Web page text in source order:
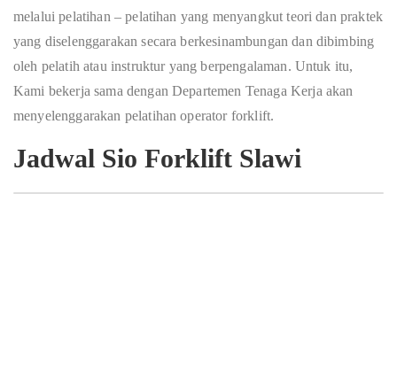
melalui pelatihan – pelatihan yang menyangkut teori dan praktek
yang diselenggarakan secara berkesinambungan dan dibimbing
oleh pelatih atau instruktur yang berpengalaman. Untuk itu,
Kami bekerja sama dengan Departemen Tenaga Kerja akan
menyelenggarakan pelatihan operator forklift.
Jadwal Sio Forklift Slawi